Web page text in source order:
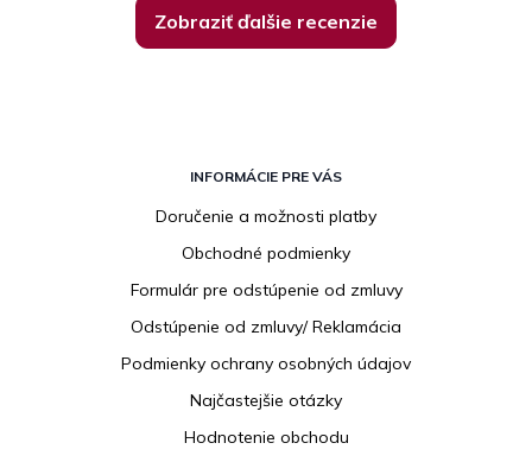
Zobraziť ďalšie recenzie
INFORMÁCIE PRE VÁS
Doručenie a možnosti platby
Obchodné podmienky
Formulár pre odstúpenie od zmluvy
Odstúpenie od zmluvy/ Reklamácia
Podmienky ochrany osobných údajov
Najčastejšie otázky
Hodnotenie obchodu